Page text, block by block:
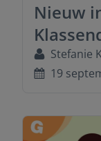
Nieuw
Stefanie
19